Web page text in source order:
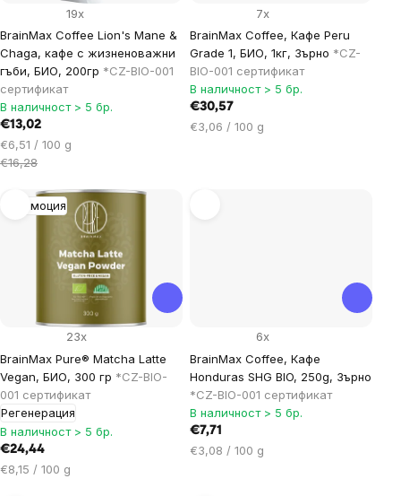
BrainMax Coffee Lion's Mane &
Chaga, кафе с жизненоважни
гъби, БИО, 200гр *CZ-BIO-001
сертификат
19x
В наличност > 5 бр.
€13,02
Цена
за
€6,51 / 100 g
€16,28
BrainMax Coffee, Кафе Peru
Grade 1, БИО, 1кг, Зърно *CZ-
BIO-001 сертификат
7x
В наличност > 5 бр.
€30,57
Цена
€3,06 / 100 g
Промоция
BrainMax Pure® Matcha Latte
Vegan, БИО, 300 гр *CZ-BIO-
001 сертификат
Регенерация
23x
В наличност > 5 бр.
€24,44
Цена
€8,15 / 100 g
BrainMax Coffee, Кафе
Honduras SHG BIO, 250g, Зърно
*CZ-BIO-001 сертификат
6x
В наличност > 5 бр.
€7,71
Цена
€3,08 / 100 g